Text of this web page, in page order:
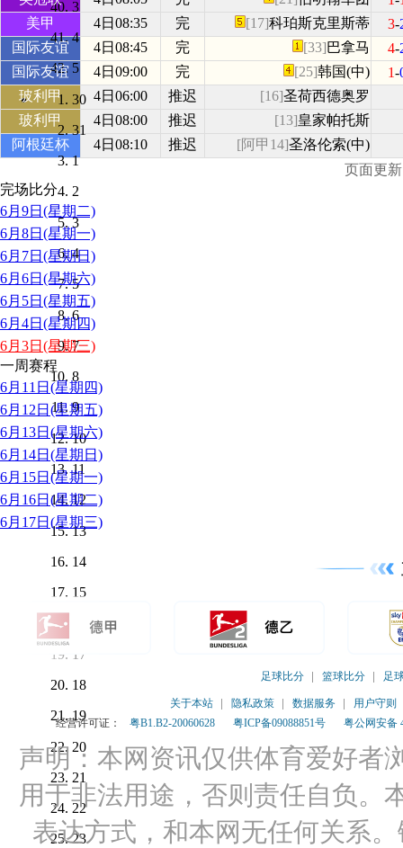
3
4
5
30
31
1
2
3
4
5
6
7
8
9
10
11
12
13
14
15
17
18
19
20
21
22
23
美甲
4日08:35 完 [17]科珀斯克里斯蒂 3-
国际友谊
4日08:45 完 [33]巴拿马 4-
国际友谊
4日09:00 完 [25]韩国(中) 1-
玻利甲
4日06:00 推迟 [16]圣荷西德奥罗
玻利甲
4日08:00 推迟 [13]皇家帕托斯
阿根廷杯
4日08:10 推迟 [阿甲14]圣洛伦索(中)
页面更新
完场比分
6月9日(星期二)
6月8日(星期一)
6月7日(星期日)
6月6日(星期六)
6月5日(星期五)
6月4日(星期四)
6月3日(星期三)
一周赛程
6月11日(星期四)
6月12日(星期五)
6月13日(星期六)
6月14日(星期日)
6月15日(星期一)
6月16日(星期二)
6月17日(星期三)
足球比分 篮球比分 足
关于本站 隐私政策 数据服务
用户守则
经营许可证：
粤B1.B2-20060628 粤ICP备09088851号 粤公网安备
声明：本网资讯仅供体育爱好者
用于非法用途，否则责任自负。
表达方式，和本网无任何关系